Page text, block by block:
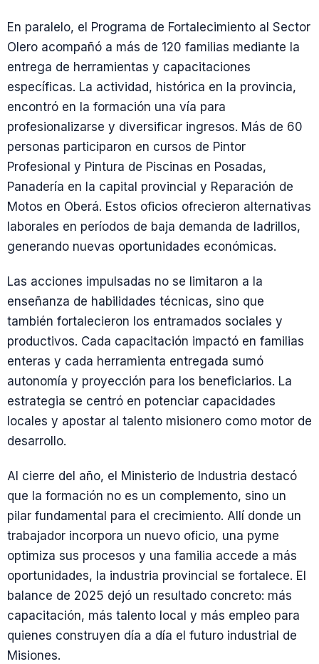
En paralelo, el Programa de Fortalecimiento al Sector
Olero acompañó a más de 120 familias mediante la
entrega de herramientas y capacitaciones
específicas. La actividad, histórica en la provincia,
encontró en la formación una vía para
profesionalizarse y diversificar ingresos. Más de 60
personas participaron en cursos de Pintor
Profesional y Pintura de Piscinas en Posadas,
Panadería en la capital provincial y Reparación de
Motos en Oberá. Estos oficios ofrecieron alternativas
laborales en períodos de baja demanda de ladrillos,
generando nuevas oportunidades económicas.
Las acciones impulsadas no se limitaron a la
enseñanza de habilidades técnicas, sino que
también fortalecieron los entramados sociales y
productivos. Cada capacitación impactó en familias
enteras y cada herramienta entregada sumó
autonomía y proyección para los beneficiarios. La
estrategia se centró en potenciar capacidades
locales y apostar al talento misionero como motor de
desarrollo.
Al cierre del año, el Ministerio de Industria destacó
que la formación no es un complemento, sino un
pilar fundamental para el crecimiento. Allí donde un
trabajador incorpora un nuevo oficio, una pyme
optimiza sus procesos y una familia accede a más
oportunidades, la industria provincial se fortalece. El
balance de 2025 dejó un resultado concreto: más
capacitación, más talento local y más empleo para
quienes construyen día a día el futuro industrial de
Misiones.